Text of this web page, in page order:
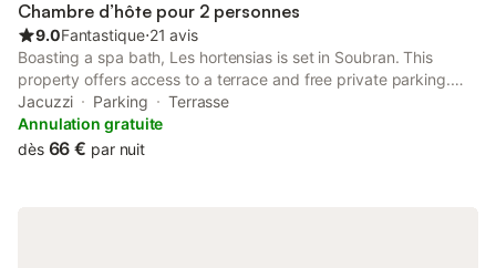
disponibles sur place et la plage voisine offre d
Chambre d’hôte pour 2 personnes
9.0Fantastique⋅21 avis
Boasting a spa bath, Les hortensias is set in Soubran. This
property offers access to a terrace and free private parking.
The property is non-smoking and is located 25 km from Patiras
Island. The bed and breakfast has a satellite flat-screen TV.
Jacuzzi Parking
Terrasse
Annulation gratuite
dès 66 € par nuit